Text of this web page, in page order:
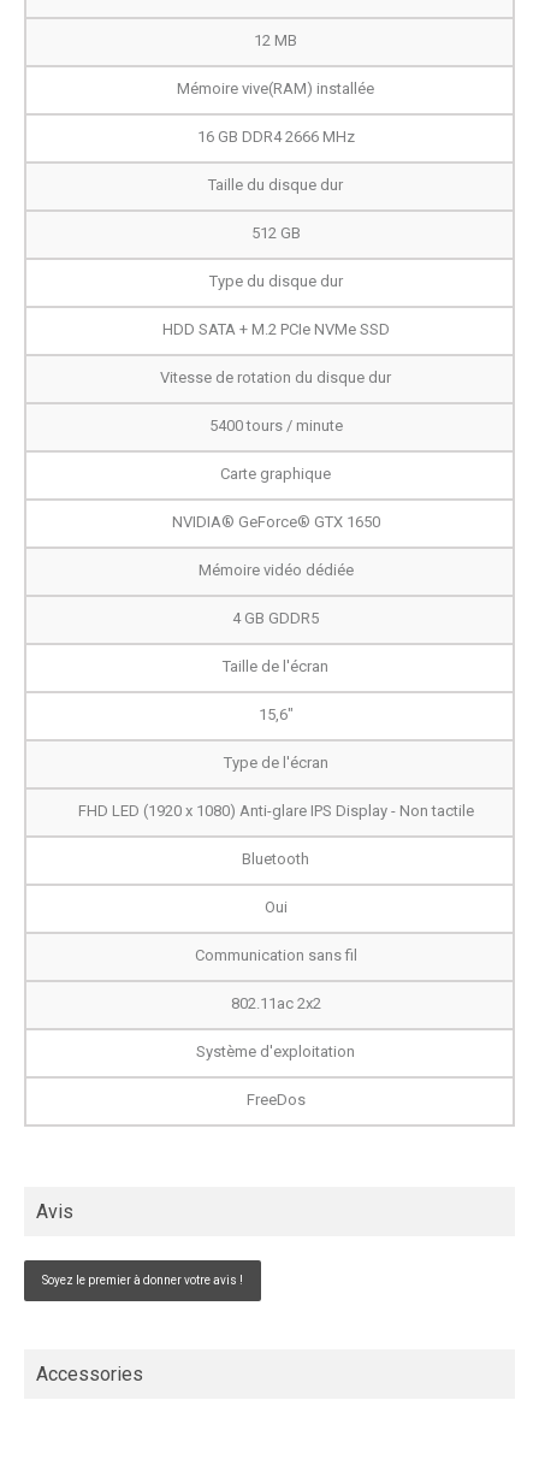
12 MB
Mémoire vive(RAM) installée
16 GB DDR4 2666 MHz
Taille du disque dur
512 GB
Type du disque dur
HDD SATA + M.2 PCIe NVMe SSD
Vitesse de rotation du disque dur
5400 tours / minute
Carte graphique
NVIDIA® GeForce® GTX 1650
Mémoire vidéo dédiée
4 GB GDDR5
Taille de l'écran
15,6"
Type de l'écran
FHD LED (1920 x 1080) Anti-glare IPS Display - Non tactile
Bluetooth
Oui
Communication sans fil
802.11ac 2x2
Système d'exploitation
FreeDos
Avis
Soyez le premier à donner votre avis !
Accessories